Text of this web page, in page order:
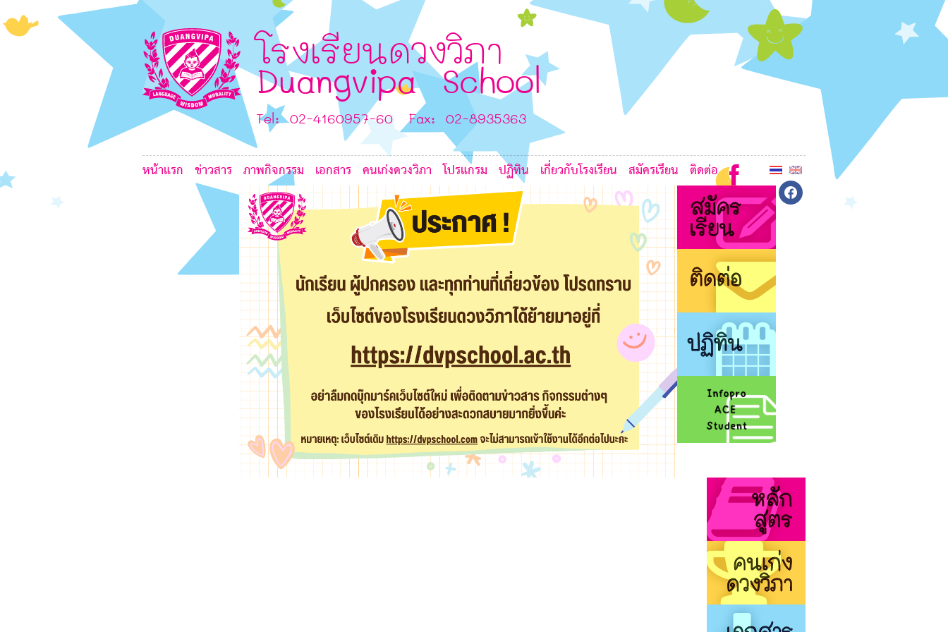
โรงเรียนดวงวิภา
Duangvipa School
Tel: 02-4160957-60 Fax: 02-8935363
หน้าแรก ข่าวสาร ภาพกิจกรรม เอกสาร คนเก่งดวงวิภา โปรแกรม ปฏิทิน เกี่ยวกับโรงเรียน สมัครเรียน ติดต่อ
facebook
7
8
7
66
77
7
7 8
7
6
K
L
G K
G